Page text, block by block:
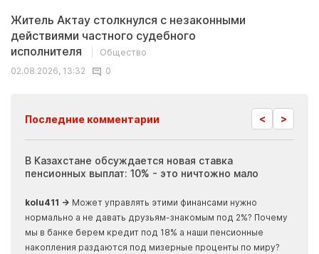
Житель Актау столкнулся с незаконными
действиями частного судебного
исполнителя
Общество
02.08.2026, 13:32
0
Последние комментарии < >
В Казахстане обсуждается новая ставка
пенсионных выплат: 10% - это ничтожно мало
kolu411 → Может управлять этими финансами нужно
нормально а не давать друзьям-знакомым под 2%? Почему
мы в банке берем кредит под 18% а наши пенсионные
накопления раздаются под мизерные проценты по миру?